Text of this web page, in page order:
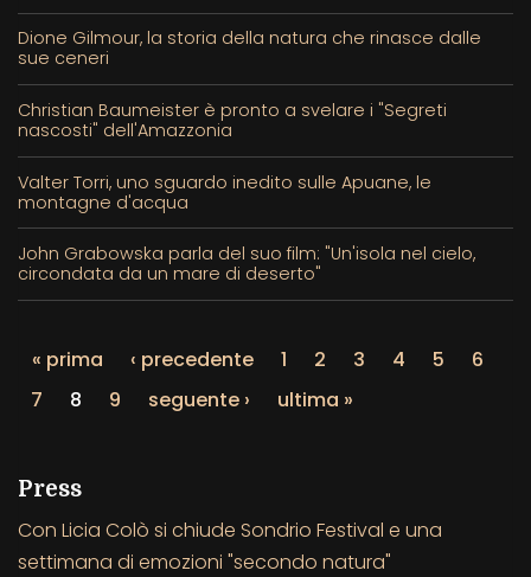
Dione Gilmour, la storia della natura che rinasce dalle
sue ceneri
Christian Baumeister è pronto a svelare i "Segreti
nascosti" dell'Amazzonia
Valter Torri, uno sguardo inedito sulle Apuane, le
montagne d'acqua
John Grabowska parla del suo film: "Un'isola nel cielo,
circondata da un mare di deserto"
« prima ‹ precedente 1 2 3 4 5
6
7
8 9 seguente › ultima »
Press
Con Licia Colò si chiude Sondrio Festival e una
settimana di emozioni "secondo natura"